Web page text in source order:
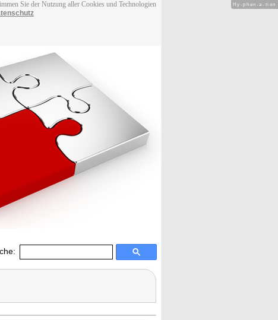
Sie der Nutzung aller Cookies und Technologien
Hy-phen-a-tion